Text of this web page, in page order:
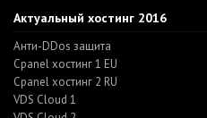
Актуальный хостинг 2016
Анти-DDos защита
Cpanel хостинг 1 EU
Cpanel хостинг 2 RU
VDS Cloud 1